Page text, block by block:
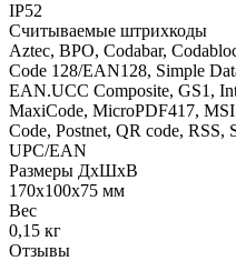
IP52
Считываемые штрихкоды
Aztec, BPO, Codabar,
Code 128/EAN128, Simple
EAN.UCC Composite, GS1,
MaxiCode, MicroPDF417, MSI
Code, Postnet, QR code, RSS,
UPC/EAN
Размеры ДхШхВ
170х100х75 мм
Вес
0,15 кг
Отзывы